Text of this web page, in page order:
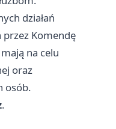
działań
Komendę
na celu
oraz
osób.
.